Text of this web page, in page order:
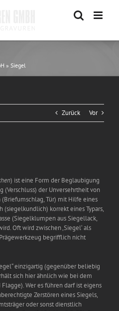
» Siegel
Zurück Vor
) ist eine Form der Beglaubigung
(Verschluss) der Unversehrtheit von
Tür) mit Hilfe eines
(siegelkundlich) korrekt eines Typars,
(Siegelklumpen aus Siegellack,
Oft wird zwischen ‚Siegel‘ als
begrifflich nicht
einzigartig (gegenüber beliebig
sich hier ähnlich wie bei dem
Wer es führen darf ist eigens
Zerstören eines Siegels,
oder sonst dienstlich